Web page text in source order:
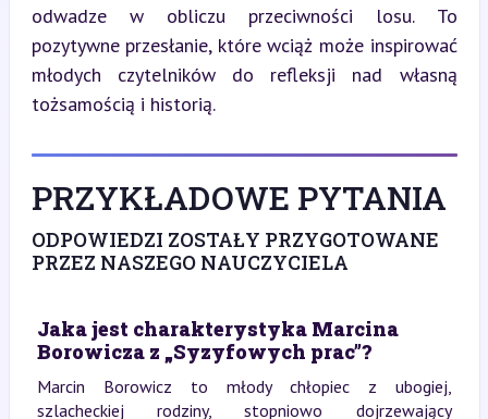
odwadze w obliczu przeciwności losu. To
pozytywne przesłanie, które wciąż może inspirować
młodych czytelników do refleksji nad własną
tożsamością i historią.
PRZYKŁADOWE PYTANIA
ODPOWIEDZI ZOSTAŁY PRZYGOTOWANE
PRZEZ NASZEGO NAUCZYCIELA
Jaka jest charakterystyka Marcina
Borowicza z „Syzyfowych prac”?
Marcin Borowicz to młody chłopiec z ubogiej,
szlacheckiej rodziny, stopniowo dojrzewający